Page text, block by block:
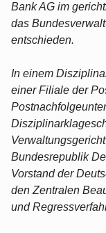
Bank AG im
das
entschieden.
In einem
einer Filiale der
Bundesrepublik
Vorstand der
den Zentralen
und